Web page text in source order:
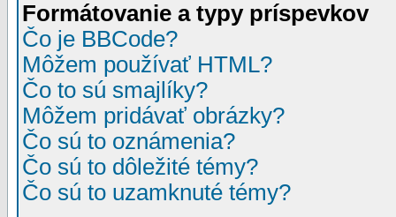
Formátovanie a typy príspevkov
Čo je BBCode?
Môžem používať HTML?
Čo to sú smajlíky?
Môžem pridávať obrázky?
Čo sú to oznámenia?
Čo sú to dôležité témy?
Čo sú to uzamknuté témy?